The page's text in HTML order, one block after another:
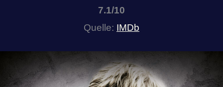
7.1/10
Quelle: IMDb